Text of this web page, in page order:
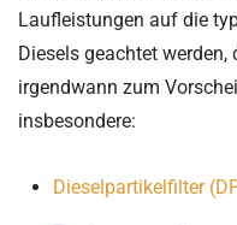
Laufleistungen auf die
Diesels geachtet werden,
irgendwann zum
insbesondere:
Dieselpartikelfilter